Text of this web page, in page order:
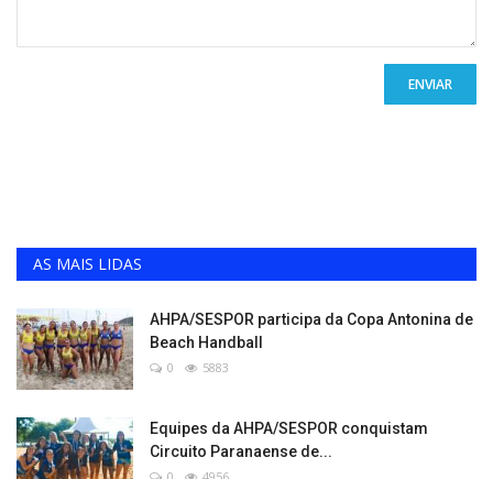
ENVIAR
AS MAIS LIDAS
AHPA/SESPOR participa da Copa Antonina de
Beach Handball
0 5883
Equipes da AHPA/SESPOR conquistam
Circuito Paranaense de...